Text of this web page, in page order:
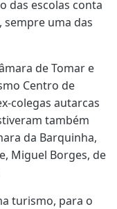
das escolas conta
sempre uma das
de Tomar e
Centro de
colegas autarcas
também
da Barquinha,
Miguel Borges, de
turismo, para o